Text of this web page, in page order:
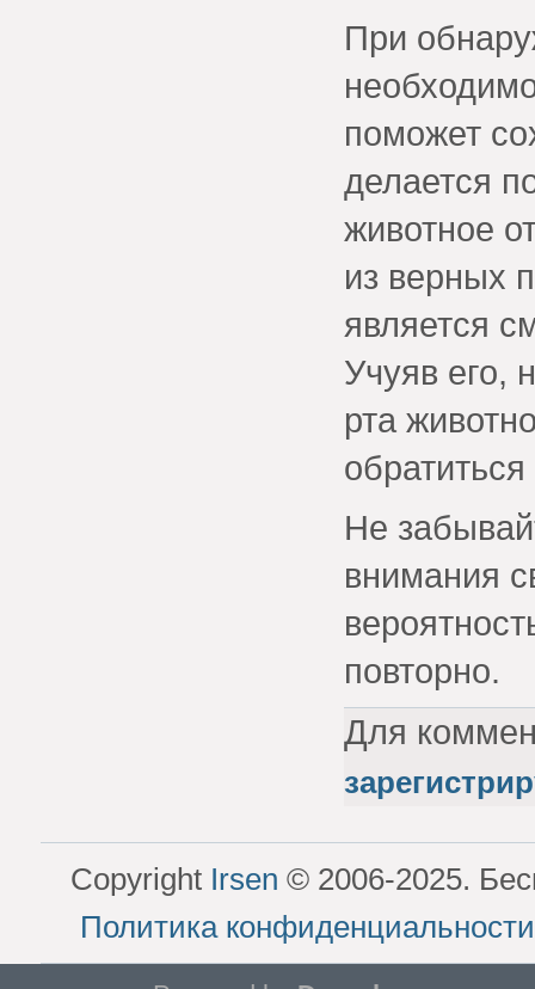
При
поможет
делается
животное
из верных
является
Учуяв его,
рта
обратиться
Не
внимания
повторно.
Для
Copyright Irsen © 2006-2025.
Политика